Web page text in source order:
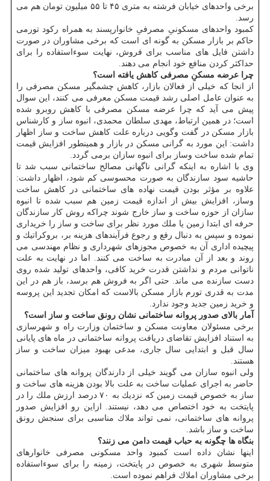
برخی واحدهای خیابان فرشته به متری ۴۵ تا ۵۵ میلیون تومان هم می
رسد.
كمبود واحدهای مسكونیِ مصرفیِ خانوارپسند به همراه ركود تورمی
حاكم بر بازار مسكن به گونه ای است كه برخی مشاوران در صورت
داشتن فایل های مناسب برای فروش، نهایت سوءاستفاده را برای
حداكثر كردن منافع خود انجام می دهند.
چرا عرضه مسكنِ مصرفی كاهش یافته است؟
از انجا كه خیلی از فعالان بازار، كاهش چشمگیر مسكن مصرفی را
به عنوان عامل اصلی رشد قیمت مسكن معرفی می كنند، این سوال
پیش می آید كه چرا عرضه مسكن مصرفی با كاهش روبرو شده
است؛ در همین ارتباط، مهدی سلطان محمدی، انبوه ساز و كارشناس
بازار مسكن در گفت وگویی درباره علت كاهش ساخت و ساز اظهار
داشت: این مورد به گرانی مسكن در بازار و همینطور افزایش قیمت
تمام شده ساخت وساز برای انبوه سازان برمی گردد.
وی با اشاره به اینكه گرانی ناگهانی مصالح ساختمانی سبب شد تا
حاشیه سود سازندگان به صورت محسوسی كم شود، اظهار داشت:
علاوه بر مؤثر بودن قیمت نهاده های ساختمانی در كاهش ساخت
وساز، افزایش بیش از اندازه قیمت زمین هم سبب شده تا انبوه
سازان از حوزه ساخت و ساز خارج شوند چراكه روش كار سازندگان
حرفه ای ابتدا زمین یا ملك مورد نظر برای ساخت و ساز را خریداری
نموده و سپس به دنبال رفع و رجوع فرآیندهای هزینه بر، بروكراتیك و
پیچیده اداری آن به خصوص مجوزهای شهرداری و نظام مهندسی می
روند و بعد از آن مبادرت به ساخت می كنند. اما در نهایت به علت
ناتوانی مردم و نداشتن قدرت خرید كافی، واحدهای تولید شده روی
دست سازنده می ماند. حتی اگر به فروش هم برسد، باز هم در این
مدت به قدری تورم بازار مسكن بالاست كه امكان تجدید این پروسه
و خرید زمین جدید وجود ندارد.
آمار بالای صدور پروانه ساختمانی نشان رونق ساخت و ساز است؟
برخی مسئولان معاونت مسكن و ساختمان وزارت راه و شهرسازی
به استناد افزایش تقاضای دریافت پروانه ساختمانی در ماه های پایانی
سال قبل و ابتدایی سال جاری، مدعی بهبود میزان ساخت و ساز
هستند.
ولی انبوه سازان می گویند خیلی از دارندگان پروانه های ساختمانی
حاضر به اجرای عملیات ساخت به علت بالا بودن هزینه های ساخت و
ساز به خصوص قیمت زمین كه نزدیك به ۷۰ درصد ارزش ملك را در
پایتخت به خود اختصاص می دهد، نیستند. ازاین رو افزایش صدور
پروانه های ساختمانی، نمی تواند ملاك مناسبی برای سنجش رونق
ساخت و ساز باشد.
بنگاه ها چگونه به حباب قیمت دامن می زنند؟
اینها نشان داده است كمبود واحد مسكونی مصرفی خانوارهای
متوسط شهری به خصوص در پایتخت، زمینه را برای سوءاستفاده
برخی مشاوران املاك فراهم نموده است.